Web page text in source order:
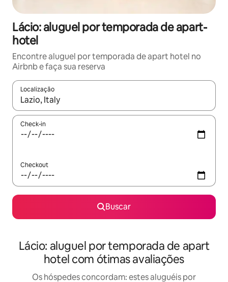
Lácio: aluguel por temporada de apart-
hotel
Encontre aluguel por temporada de apart hotel no
Airbnb e faça sua reserva
Localização
Quando os resultados estiverem disponíveis, explore-os
Check-in
Checkout
Buscar
Lácio: aluguel por temporada de apart
hotel com ótimas avaliações
Os hóspedes concordam: estes aluguéis por